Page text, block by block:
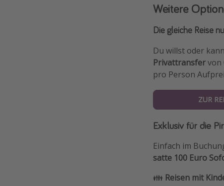
Weitere
Die gleiche Reise
Du willst oder
Privattransfervon
pro Person
ZUR
Exklusiv für die
Einfach im
satte 100 Euro
👪 Reisen mit